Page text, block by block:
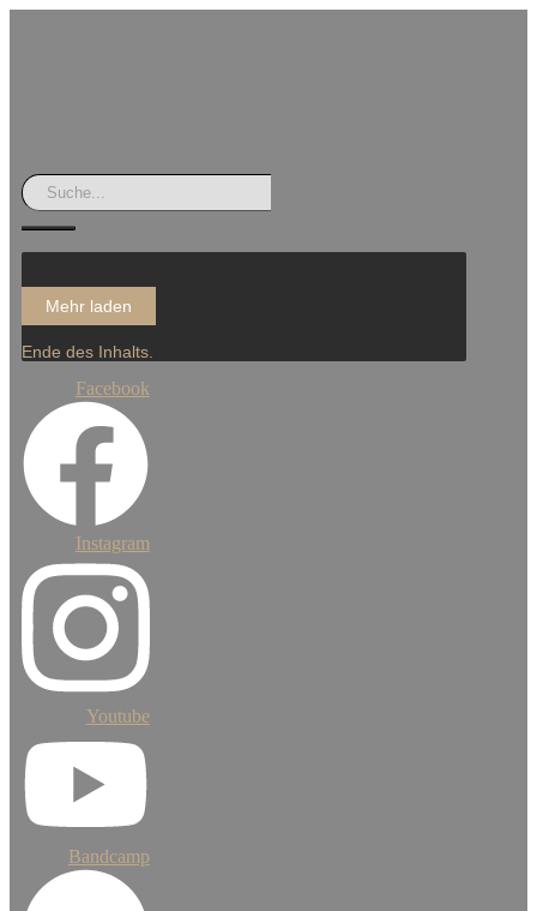
Mehr laden
Ende des Inhalts.
Facebook
Instagram
Youtube
Bandcamp